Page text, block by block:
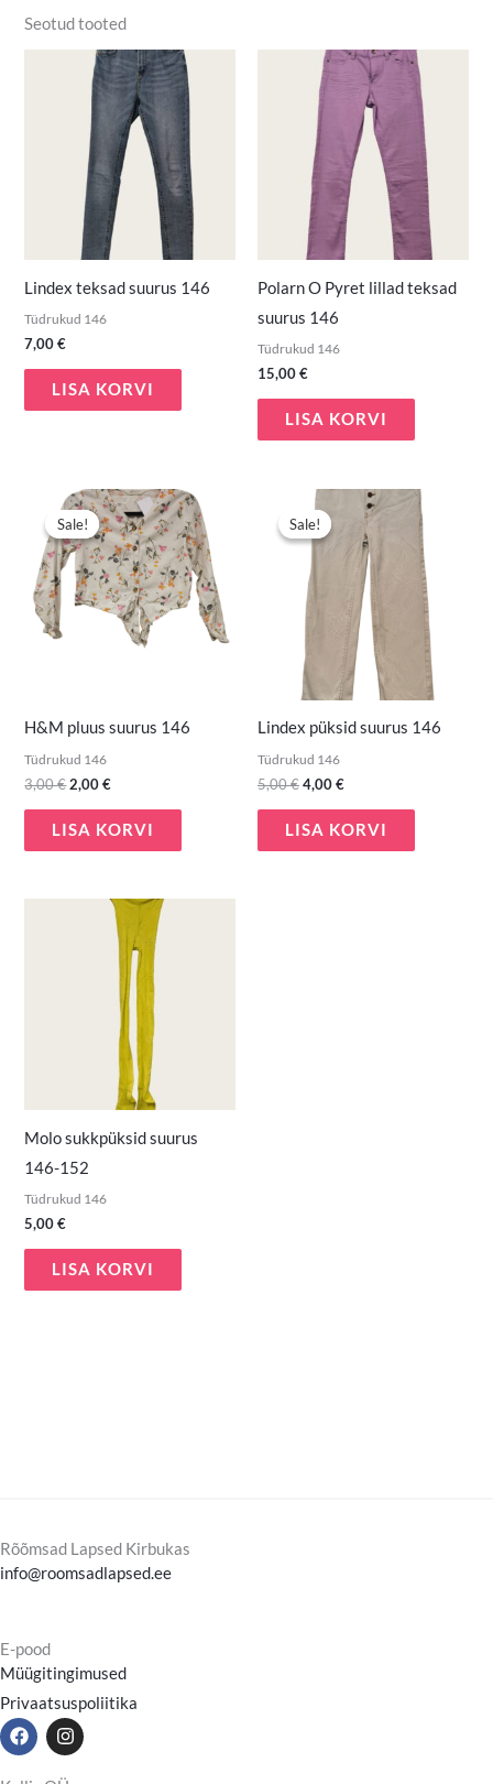
Seotud tooted
Lindex teksad suurus 146
Tüdrukud 146
7,00€
LISA KORVI
Polarn O Pyret lillad teksad
suurus 146
Tüdrukud 146
15,00€
LISA KORVI
Sale!
Sale!
H&M pluus suurus 146
Tüdrukud 146
3,00€
Algne
hind
oli:
3,00 €.
2,00€
Praegune
hind
on:
2,00 €.
LISA KORVI
Sale!
Sale!
Lindex püksid suurus 146
Tüdrukud 146
5,00€
Algne
hind
oli:
4,00€
Praegune
hind
4,00 €.
LISA KORVI
Molo sukkpüksid suurus
146-152
Tüdrukud 146
5,00€
LISA KORVI
Rõõmsad Lapsed Kirbukas
info@roomsadlapsed.ee
E-pood
Müügitingimused
Privaatsuspoliitika
F
a
I
n